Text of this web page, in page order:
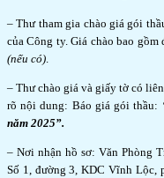
– Thư tham gia chào giá gói
của Công ty. Giá chào bao
(nếu có)
– Thư chào giá và giấy tờ có
rõ nội dung: Báo giá gói thầu:
năm 2025”.
– Nơi nhận hồ sơ: Văn Phòng
Số 1, đường 3, KDC Vĩnh Lộc,